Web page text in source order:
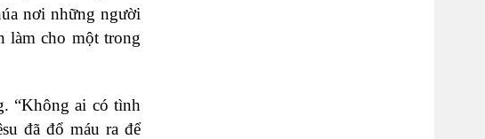
nơi những người
làm cho một trong
“Không ai có tình
đã đổ máu ra để